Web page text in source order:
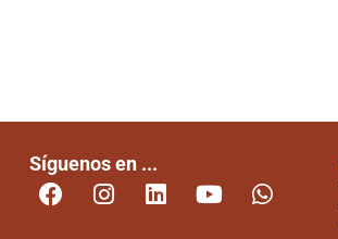
Síguenos en ...